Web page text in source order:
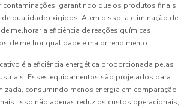
contaminações, garantindo que os produtos finais
qualidade exigidos. Além disso, a eliminação de
melhorar a eficiência de reações químicas,
de melhor qualidade e maior rendimento.
é a eficiência energética proporcionada pelas
Esses equipamentos são projetados para
consumindo menos energia em comparação
Isso não apenas reduz os custos operacionais,